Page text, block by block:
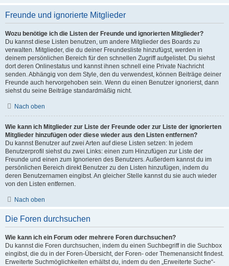
Freunde und ignorierte Mitglieder
Wozu benötige ich die Listen der Freunde und ignorierten Mitglieder?
Du kannst diese Listen benutzen, um andere Mitglieder des Boards zu
verwalten. Mitglieder, die du deiner Freundesliste hinzufügst, werden in
deinem persönlichen Bereich für den schnellen Zugriff aufgelistet. Du siehst
dort deren Onlinestatus und kannst ihnen schnell eine Private Nachricht
senden. Abhängig von dem Style, den du verwendest, können Beiträge deiner
Freunde auch hervorgehoben sein. Wenn du einen Benutzer ignorierst, dann
siehst du seine Beiträge standardmäßig nicht.
Nach oben
Wie kann ich Mitglieder zur Liste der Freunde oder zur Liste der ignorierten
Mitglieder hinzufügen oder diese wieder aus den Listen entfernen?
Du kannst Benutzer auf zwei Arten auf diese Listen setzen: In jedem
Benutzerprofil siehst du zwei Links: einen zum Hinzufügen zur Liste der
Freunde und einen zum Ignorieren des Benutzers. Außerdem kannst du im
persönlichen Bereich direkt Benutzer zu den Listen hinzufügen, indem du
deren Benutzernamen eingibst. An gleicher Stelle kannst du sie auch wieder
von den Listen entfernen.
Nach oben
Die Foren durchsuchen
Wie kann ich ein Forum oder mehrere Foren durchsuchen?
Du kannst die Foren durchsuchen, indem du einen Suchbegriff in die Suchbox
eingibst, die du in der Foren-Übersicht, der Foren- oder Themenansicht findest.
Erweiterte Suchmöglichkeiten erhältst du, indem du den „Erweiterte Suche“-